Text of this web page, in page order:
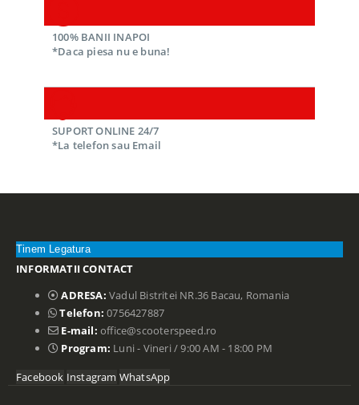
100% BANII INAPOI
*Daca piesa nu e buna!
SUPORT ONLINE 24/7
*La telefon sau Email
Tinem Legatura
INFORMATII CONTACT
ADRESA: Vadul Bistritei NR.36 Bacau, Romania
Telefon: 0756427887
E-mail: office@scooterspeed.ro
Program: Luni - Vineri / 9:00 AM - 18:00 PM
Facebook Instagram WhatsApp